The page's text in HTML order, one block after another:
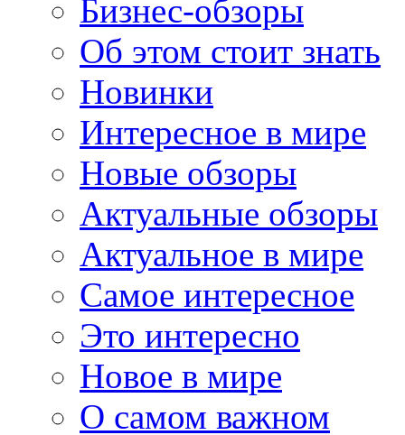
Бизнес-обзоры
Об этом стоит знать
Новинки
Интересное в мире
Новые обзоры
Актуальные обзоры
Актуальное в мире
Самое интересное
Это интересно
Новое в мире
О самом важном